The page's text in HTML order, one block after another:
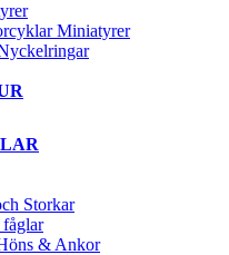
Miniatyrer
Storkar
fåglar
& Ankor